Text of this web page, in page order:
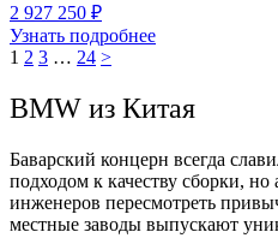
2 927 250 ₽
Узнать подробнее
1 2 3 … 24 >
BMW из Китая
Баварский концерн всегда
подходом к качеству сборки, но
инженеров пересмотреть
местные заводы выпускают